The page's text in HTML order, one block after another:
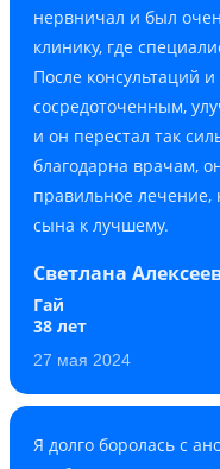
нервничал и был
клинику, где
После консультаций
сосредоточенным,
и он перестал так
благодарна врачам,
правильное лечение,
сына к лучшему.
Светлана
Гай
38 лет
27 мая 2024
Я долго боролась с